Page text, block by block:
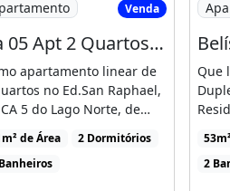
aviso
Venda
Ca 05 Apt 2 Quartos Vista Livre Lindo
apartamento linear de
no Ed.San Raphael,
5 do Lago Norte, de
vista livre [...]
de Área
2 Dormitórios
Que
[...]
2